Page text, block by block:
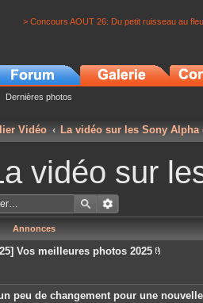
> Concours AOUT 26: Du petit ruisseau au
Dernières photos
Vidéo La vidéo sur les Sony Alpha
vidéo sur
Annonces
Vos meilleures photos 2025
c
e
peu de changement pour une nouvelle